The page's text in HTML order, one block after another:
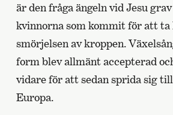
är den fråga ängeln vid Jesu
kvinnorna som kommit för att ta
smörjelsen av kroppen.
form blev allmänt accepterad
vidare för att sedan sprida sig
Europa.